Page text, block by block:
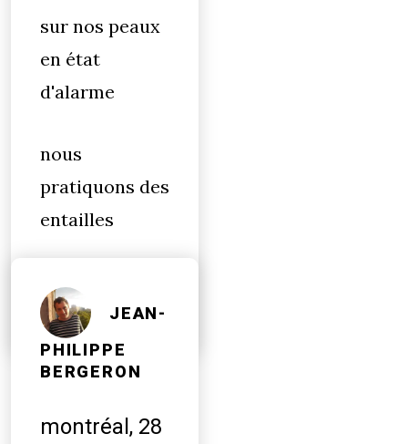
sur nos peaux
en état
d'alarme
nous
pratiquons des
entailles
JEAN-
PHILIPPE
BERGERON
montréal, 28